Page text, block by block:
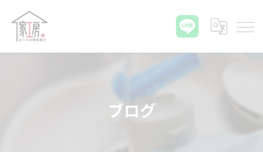
ブログ